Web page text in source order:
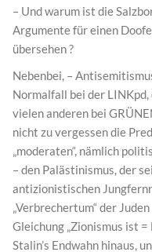
– Und warum ist die
Argumente für einen
übersehen ?
Nebenbei, –
Normalfall bei der
vielen anderen bei
nicht zu vergessen die
„moderaten“, nämlich
– den Palästinismus, der
antizionistischen
„Verbrechertum“ der
Gleichung „Zionismus ist
Stalin’s Endwahn hinaus,